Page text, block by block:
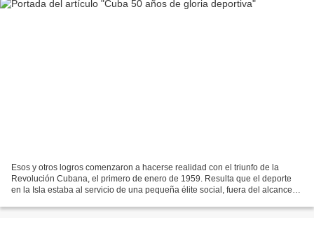
Esos y otros logros comenzaron a hacerse realidad con el triunfo de la
Revolución Cubana, el primero de enero de 1959. Resulta que el deporte
en la Isla estaba al servicio de una pequeña élite social, fuera del alcance